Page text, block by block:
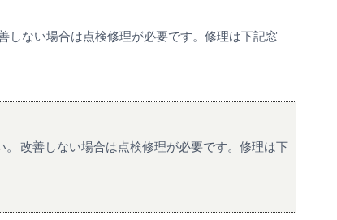
しない場合は点検修理が必要です。修理は下記窓
改善しない場合は点検修理が必要です。修理は下